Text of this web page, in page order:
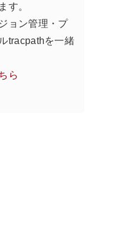
す。
ョン管理・プ
tracpathを一緒
ら